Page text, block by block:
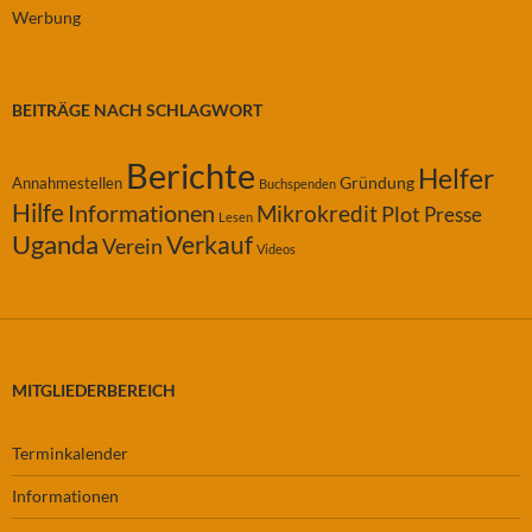
Werbung
BEITRÄGE NACH SCHLAGWORT
Annahmestellen Berichte Buchspenden Gründung Helfer
Hilfe Informationen Lesen MikrokreditPlot Presse
UgandaVereinVerkauf Videos
MITGLIEDERBEREICH
Terminkalender
Informationen